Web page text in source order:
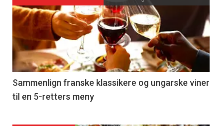
akkurat
nå
-
5
Sammenlign franske klassikere og ungarske viner
til en 5-retters meny